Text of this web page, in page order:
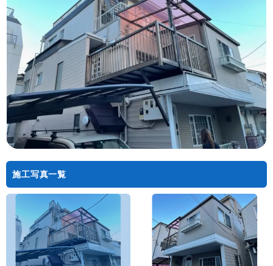
施工写真一覧